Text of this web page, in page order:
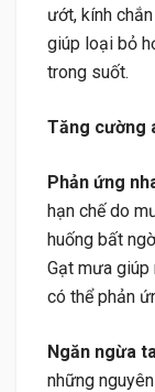
ướt, kính
giúp loại bỏ
trong suốt.
Tăng cường
Phản ứng
hạn chế do
huống bất
Gạt mưa
có thể phản
Ngăn ngừa
những